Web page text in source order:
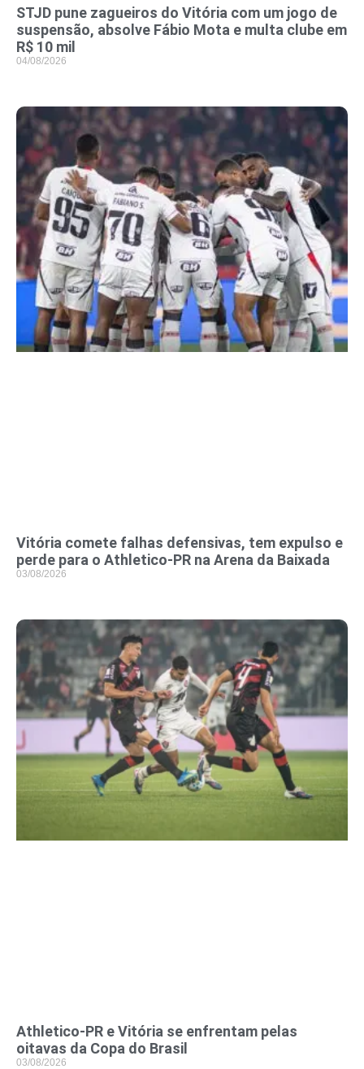
STJD pune zagueiros do Vitória com um jogo de
suspensão, absolve Fábio Mota e multa clube em
R$ 10 mil
04/08/2026
Vitória comete falhas defensivas, tem expulso e
perde para o Athletico-PR na Arena da Baixada
03/08/2026
Athletico-PR e Vitória se enfrentam pelas
oitavas da Copa do Brasil
03/08/2026